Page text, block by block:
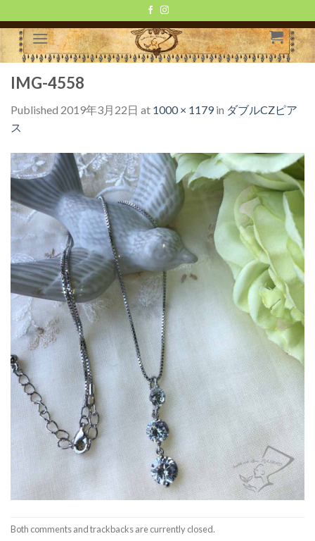
to
content
IMG-4558
Published 2019年3月22日 at 1000 × 1179in ダブルCZピア
ス
Both comments and trackbacks are currently closed.